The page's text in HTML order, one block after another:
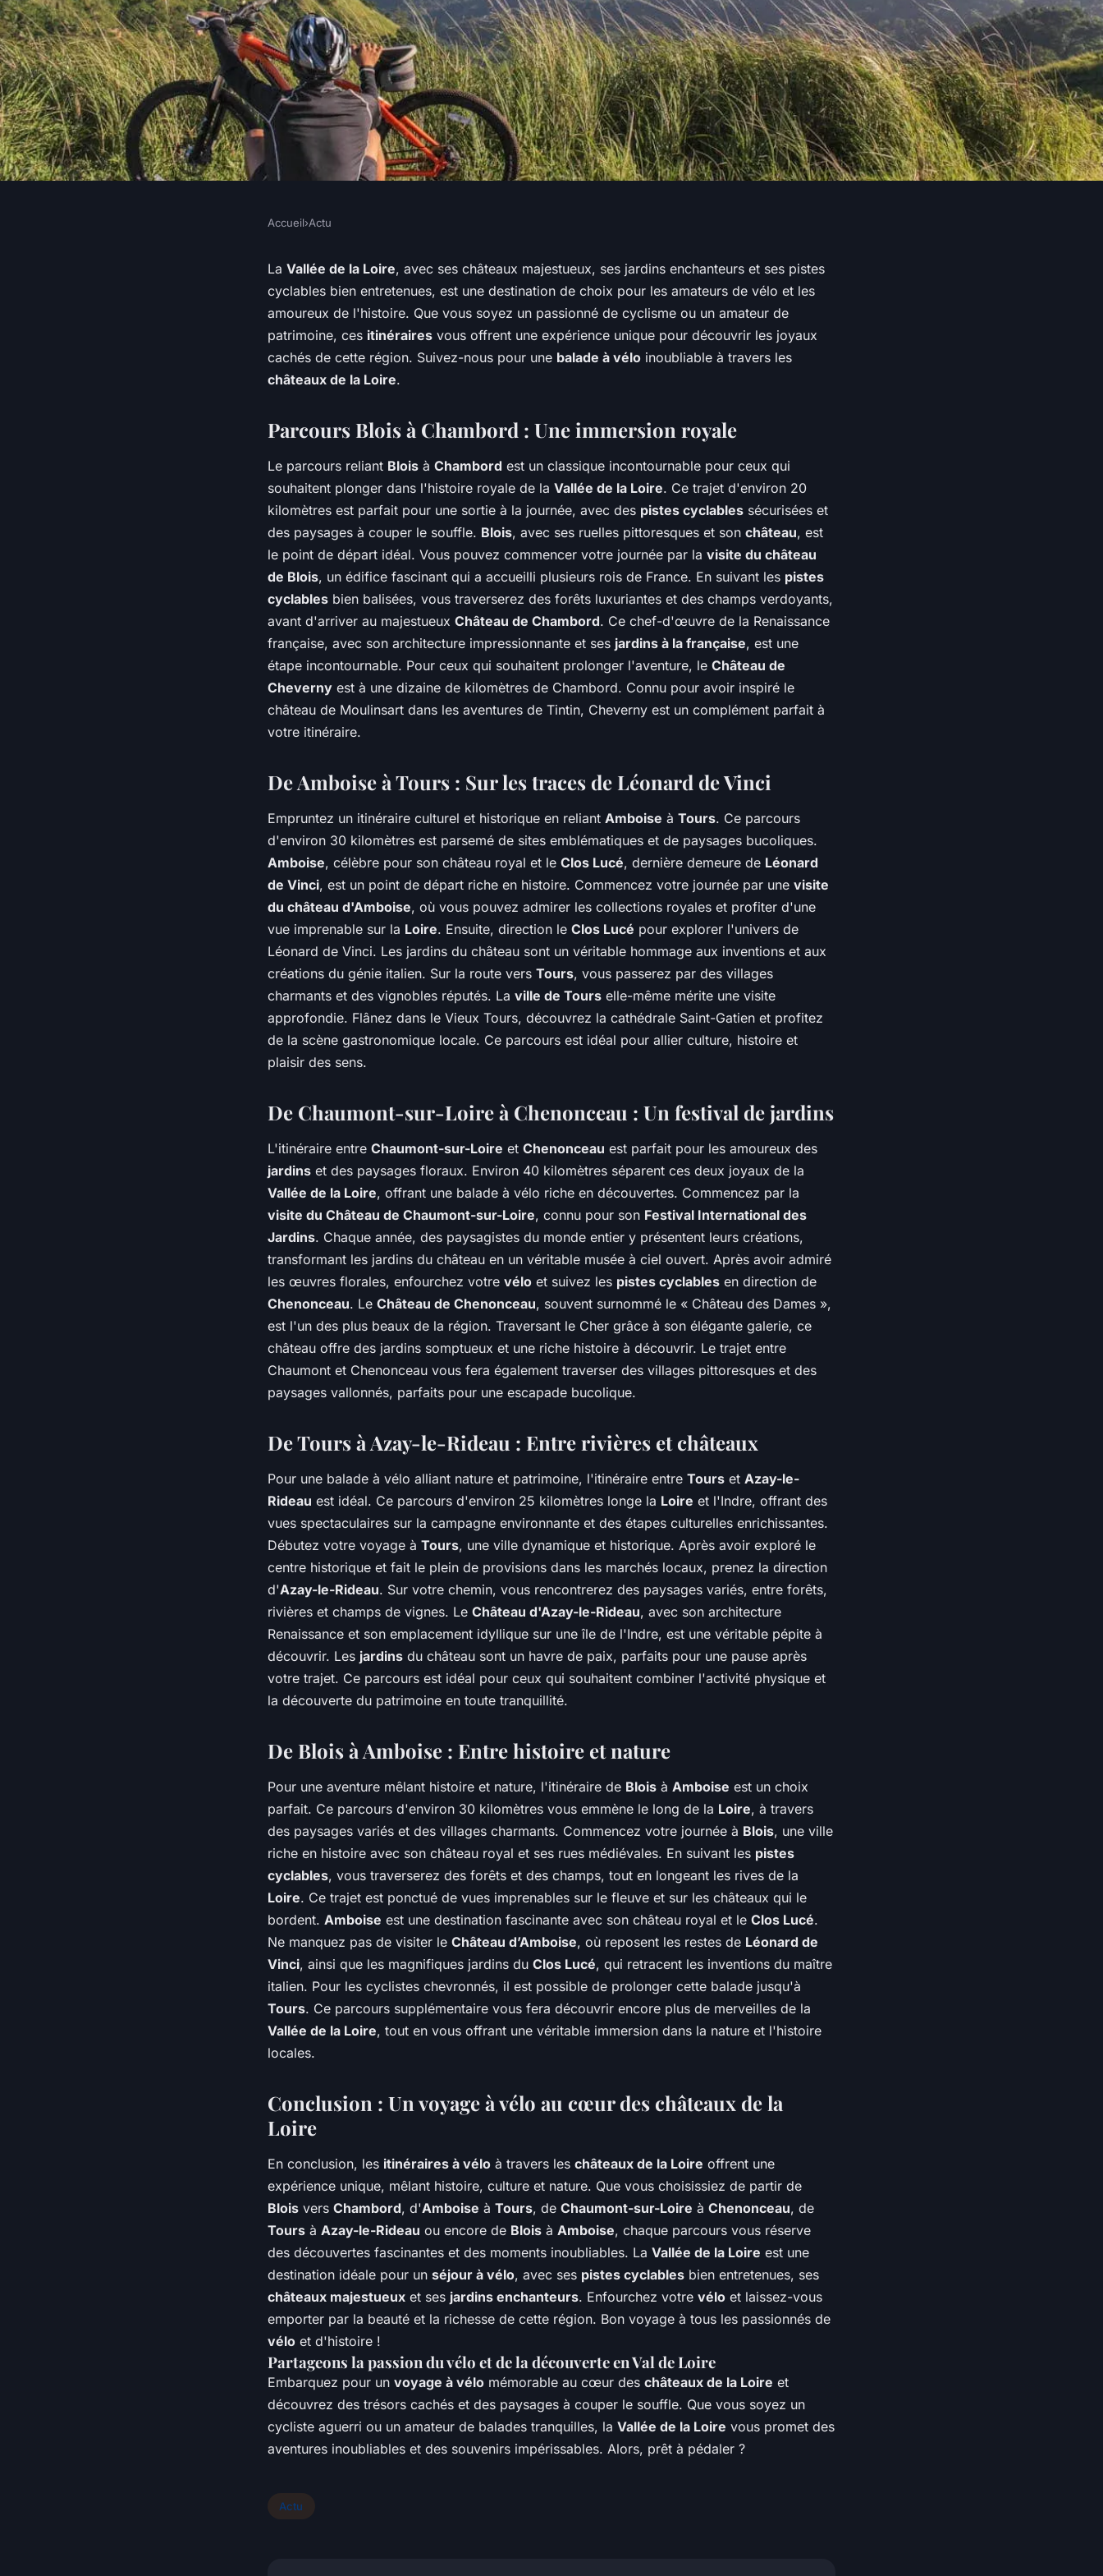
Quels sont les itinéraires idéaux pour
une balade à vélo à travers les châteaux
de la Loire en France ?
Accueil›Actu
La Vallée de la Loire, avec ses châteaux majestueux, ses jardins enchanteurs et ses pistes
cyclables bien entretenues, est une destination de choix pour les amateurs de vélo et les
amoureux de l'histoire. Que vous soyez un passionné de cyclisme ou un amateur de
patrimoine, ces itinéraires vous offrent une expérience unique pour découvrir les joyaux
cachés de cette région. Suivez-nous pour une balade à vélo inoubliable à travers les
châteaux de la Loire.
Parcours Blois à Chambord : Une immersion royale
Le parcours reliant Blois à Chambord est un classique incontournable pour ceux qui
souhaitent plonger dans l'histoire royale de la Vallée de la Loire. Ce trajet d'environ 20
kilomètres est parfait pour une sortie à la journée, avec des pistes cyclables sécurisées et
des paysages à couper le souffle. Blois, avec ses ruelles pittoresques et son château, est
le point de départ idéal. Vous pouvez commencer votre journée par la visite du château
de Blois, un édifice fascinant qui a accueilli plusieurs rois de France. En suivant les pistes
cyclables bien balisées, vous traverserez des forêts luxuriantes et des champs verdoyants,
avant d'arriver au majestueux Château de Chambord. Ce chef-d'œuvre de la Renaissance
française, avec son architecture impressionnante et ses jardins à la française, est une
étape incontournable. Pour ceux qui souhaitent prolonger l'aventure, le Château de
Cheverny est à une dizaine de kilomètres de Chambord. Connu pour avoir inspiré le
château de Moulinsart dans les aventures de Tintin, Cheverny est un complément parfait à
votre itinéraire.
De Amboise à Tours : Sur les traces de Léonard de Vinci
Empruntez un itinéraire culturel et historique en reliant Amboise à Tours. Ce parcours
d'environ 30 kilomètres est parsemé de sites emblématiques et de paysages bucoliques.
Amboise, célèbre pour son château royal et le Clos Lucé, dernière demeure de Léonard
de Vinci, est un point de départ riche en histoire. Commencez votre journée par une visite
du château d'Amboise, où vous pouvez admirer les collections royales et profiter d'une
vue imprenable sur la Loire. Ensuite, direction le Clos Lucé pour explorer l'univers de
Léonard de Vinci. Les jardins du château sont un véritable hommage aux inventions et aux
créations du génie italien. Sur la route vers Tours, vous passerez par des villages
charmants et des vignobles réputés. La ville de Tours elle-même mérite une visite
approfondie. Flânez dans le Vieux Tours, découvrez la cathédrale Saint-Gatien et profitez
de la scène gastronomique locale. Ce parcours est idéal pour allier culture, histoire et
plaisir des sens.
De Chaumont-sur-Loire à Chenonceau : Un festival de jardins
L'itinéraire entre Chaumont-sur-Loire et Chenonceau est parfait pour les amoureux des
jardins et des paysages floraux. Environ 40 kilomètres séparent ces deux joyaux de la
Vallée de la Loire, offrant une balade à vélo riche en découvertes. Commencez par la
visite du Château de Chaumont-sur-Loire, connu pour son Festival International des
Jardins. Chaque année, des paysagistes du monde entier y présentent leurs créations,
transformant les jardins du château en un véritable musée à ciel ouvert. Après avoir admiré
les œuvres florales, enfourchez votre vélo et suivez les pistes cyclables en direction de
Chenonceau. Le Château de Chenonceau, souvent surnommé le « Château des Dames »,
est l'un des plus beaux de la région. Traversant le Cher grâce à son élégante galerie, ce
château offre des jardins somptueux et une riche histoire à découvrir. Le trajet entre
Chaumont et Chenonceau vous fera également traverser des villages pittoresques et des
paysages vallonnés, parfaits pour une escapade bucolique.
De Tours à Azay-le-Rideau : Entre rivières et châteaux
Pour une balade à vélo alliant nature et patrimoine, l'itinéraire entre Tours et Azay-le-
Rideau est idéal. Ce parcours d'environ 25 kilomètres longe la Loire et l'Indre, offrant des
vues spectaculaires sur la campagne environnante et des étapes culturelles enrichissantes.
Débutez votre voyage à Tours, une ville dynamique et historique. Après avoir exploré le
centre historique et fait le plein de provisions dans les marchés locaux, prenez la direction
d'Azay-le-Rideau. Sur votre chemin, vous rencontrerez des paysages variés, entre forêts,
rivières et champs de vignes. Le Château d'Azay-le-Rideau, avec son architecture
Renaissance et son emplacement idyllique sur une île de l'Indre, est une véritable pépite à
découvrir. Les jardins du château sont un havre de paix, parfaits pour une pause après
votre trajet. Ce parcours est idéal pour ceux qui souhaitent combiner l'activité physique et
la découverte du patrimoine en toute tranquillité.
De Blois à Amboise : Entre histoire et nature
Pour une aventure mêlant histoire et nature, l'itinéraire de Blois à Amboise est un choix
parfait. Ce parcours d'environ 30 kilomètres vous emmène le long de la Loire, à travers
des paysages variés et des villages charmants. Commencez votre journée à Blois, une ville
riche en histoire avec son château royal et ses rues médiévales. En suivant les pistes
cyclables, vous traverserez des forêts et des champs, tout en longeant les rives de la
Loire. Ce trajet est ponctué de vues imprenables sur le fleuve et sur les châteaux qui le
bordent. Amboise est une destination fascinante avec son château royal et le Clos Lucé.
Ne manquez pas de visiter le Château d’Amboise, où reposent les restes de Léonard de
Vinci, ainsi que les magnifiques jardins du Clos Lucé, qui retracent les inventions du maître
italien. Pour les cyclistes chevronnés, il est possible de prolonger cette balade jusqu'à
Tours. Ce parcours supplémentaire vous fera découvrir encore plus de merveilles de la
Vallée de la Loire, tout en vous offrant une véritable immersion dans la nature et l'histoire
locales.
Conclusion : Un voyage à vélo au cœur des châteaux de la
Loire
En conclusion, les itinéraires à vélo à travers les châteaux de la Loire offrent une
expérience unique, mêlant histoire, culture et nature. Que vous choisissiez de partir de
Blois vers Chambord, d'Amboise à Tours, de Chaumont-sur-Loire à Chenonceau, de
Tours à Azay-le-Rideau ou encore de Blois à Amboise, chaque parcours vous réserve
des découvertes fascinantes et des moments inoubliables. La Vallée de la Loire est une
destination idéale pour un séjour à vélo, avec ses pistes cyclables bien entretenues, ses
châteaux majestueux et ses jardins enchanteurs. Enfourchez votre vélo et laissez-vous
emporter par la beauté et la richesse de cette région. Bon voyage à tous les passionnés de
vélo et d'histoire !
Partageons la passion du vélo et de la découverte en Val de Loire
Embarquez pour un voyage à vélo mémorable au cœur des châteaux de la Loire et
découvrez des trésors cachés et des paysages à couper le souffle. Que vous soyez un
cycliste aguerri ou un amateur de balades tranquilles, la Vallée de la Loire vous promet des
aventures inoubliables et des souvenirs impérissables. Alors, prêt à pédaler ?
Actu